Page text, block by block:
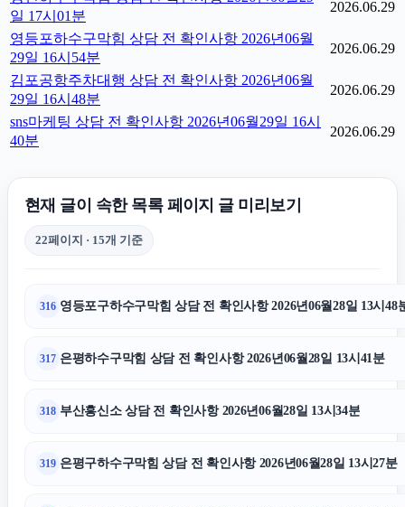
일 17시01분
2026.06.29
영등포하수구막힘 상담 전 확인사항 2026년06월
29일 16시54분
2026.06.29
김포공항주차대행 상담 전 확인사항 2026년06월
29일 16시48분
2026.06.29
sns마케팅 상담 전 확인사항 2026년06월29일 16시
40분
2026.06.29
현재 글이 속한 목록 페이지 글 미리보기
22페이지 · 15개 기준
316 영등포구하수구막힘 상담 전 확인사항 2026년06월28일 13시48
317 은평하수구막힘 상담 전 확인사항 2026년06월28일 13시41분
318 부산흥신소 상담 전 확인사항 2026년06월28일 13시34분
319 은평구하수구막힘 상담 전 확인사항 2026년06월28일 13시27분